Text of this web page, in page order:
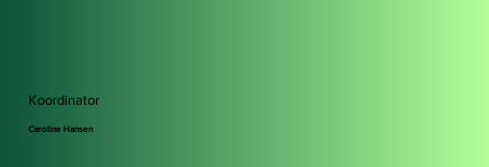
Koordinator
Caroline Hansen